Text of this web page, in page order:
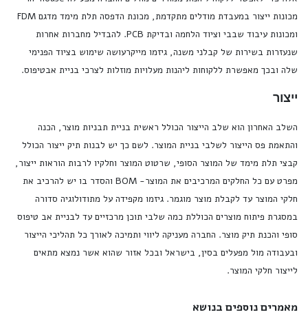
מכונות ייצור במעבדת מודלים מתקדמת, מכונת הדפסה תלת מימד מדגם FDM
ומכונות עיבוד שבבי וציוד הלחמה ובדיקת PCB. להבדיל מחברות אחרות
שנעזרות בשירות של קבלני משנה, גיזמו מייקרעושה שימוש בציוד הפנימי
שלה ובכך מאפשרת ללקוחות ליהנות מעלויות מוזלות לצרכי בניית אבטיפוס.
ייצור
השלב האחרון הוא שלב הייצור הכולל ראשית בניית תבניות מוצר, הכנה
והתאמת פס הייצור לשלבי בניית המוצר. לשם כך יש לבנות תיק ייצור הכולל
קבצי תלת מימד של המוצר הסופי, שרטוט המוצר וחלקיו לרבות הוראות ייצור,
מפרט עם כל החלקים המרכיבים את המוצר- BOM והסדר בו יש להרכיב את
חלקי המוצר עד לקבלת מוצר מוגמר. גיזמו מקפידה על מתודולוגיה סדורה
במסגרת פיתוח מוצרים הכוללת כמה שלבי תוכן מרכזיים עד לבניית אב טיפוס
סופי והכנת תיק מוצר. החברה מעניקה ליווי ותמיכה לאורך כל תהליכי הייצור
ובעבודה מול מפעלים בסין, בישראל ובכל אזור שהוא אשר נמצא מתאים
לייצור חלקי המוצר.
מאמרים נוספים בנושא